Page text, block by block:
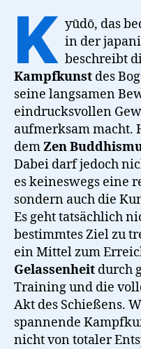
K yūdō, das
in der
beschreibt
Kampfkunst des
seine langsamen
eindrucksvollen
aufmerksam macht.
demZen
Dabei darf jedoch
es keineswegs eine
sondern auch die
Es geht tatsächlich
bestimmtes Ziel zu
ein Mittel zum
Gelassenheit durch
Training und die
Akt des Schießens.
spannende
nicht von totaler